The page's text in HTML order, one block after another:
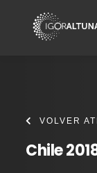
VOLVER
Chile